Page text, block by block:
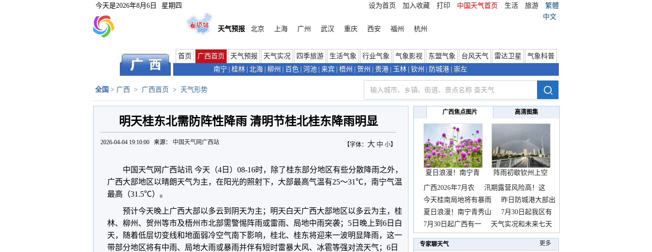
今天是2026年8月6日 星期四 设为首页 加入收藏 打印 中国天气首页 生活 旅游
繁體
中文
天气预报
北京 上海 广州 武汉 重庆 西安 福州 杭州
首页 广西首页 天气预报 天气实况 四季旅游 生活气象 行业气象 气象影视 东盟气象 台风天气 雷达卫星
气象科普
南宁
桂林 北海 柳州 百色 河池 来宾 梧州 贺州 贵港 玉林 钦州 防城港 崇左
全国 > 广西 > 广西首页 > 天气形势
明天桂东北需防阵性降雨 清明节桂北桂东降雨明显
【字体： 大 中 小】
2026-04-04 19:10:00 来源： 中国天气网广西站
中国天气网广西站讯 今天（4日）08-16时，除了桂东部分地区有些分散降雨之外，
广西大部地区以晴朗天气为主，在阳光的照射下，大部最高气温有25～31℃，南宁气温
最高（31.5℃）。
预计今天晚上广西大部以多云到阴天为主；明天白天广西大部地区以多云为主，桂
林、柳州、贺州等市及梧州市北部需警惕阵雨或雷雨、局地中雨突袭；5日晚上到6日白
天，随着低层切变线和地面弱冷空气南下影响，桂北、桂东将迎来一波明显降雨，这一
带部分地区将有中雨、局地大雨或暴雨并伴有短时雷暴大风、冰雹等强对流天气；6日
广西焦点图片 高清图集
夏日浪漫！南宁青
秀山
阵雨初歇钦州上空
邂逅
广西2026年7月农
汛期露营风险高！这
份
今天桂南局地将有暴雨
昨日防城港大部出
现暴
夏日浪漫！南宁青秀山
7月30日起我区有
持
7月30日起广西有一
天气实况和未来七天
天
专家聊天气 更多